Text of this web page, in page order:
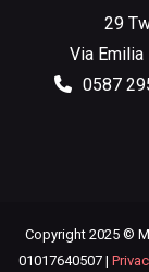
29
Via Emilia
0587
Copyright 2025 ©
01017640507 |